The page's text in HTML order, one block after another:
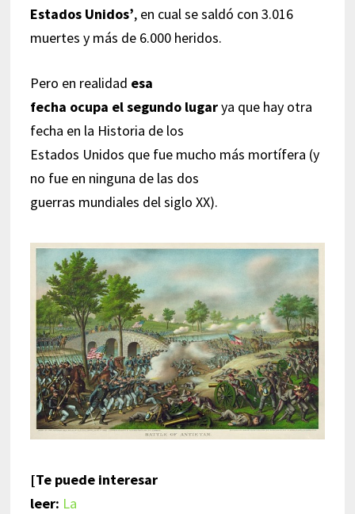
Estados Unidos’, en cual se saldó con 3.016
muertes y más de 6.000 heridos.
Pero en realidad esa
fecha ocupa el segundo lugarya que hay otra
fecha en la Historia de los
Estados Unidos que fue mucho más mortífera (y
no fue en ninguna de las dos
guerras mundiales del siglo XX).
[Te puede interesar
leer: La